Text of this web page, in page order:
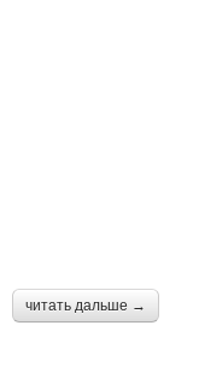
читать дальше →